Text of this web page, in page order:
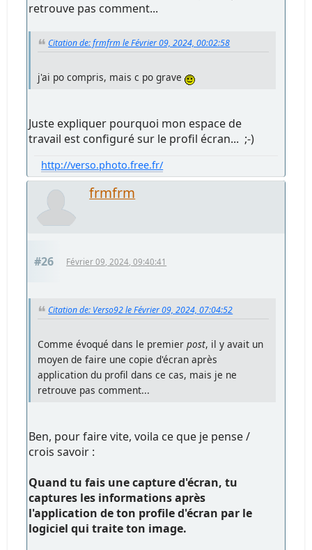
retrouve pas comment...
Citation de: frmfrm le Février 09, 2024, 00:02:58
j'ai po compris, mais c po grave
Juste expliquer pourquoi mon espace de
travail est configuré sur le profil écran... ;-)
http://verso.photo.free.fr/
frmfrm
#26 Février 09, 2024, 09:40:41
Citation de: Verso92 le Février 09, 2024, 07:04:52
Comme évoqué dans le premierpost, il y avait un
moyen de faire une copie d'écran après
application du profil dans ce cas, mais je ne
retrouve pas comment...
Ben, pour faire vite, voila ce que je pense /
crois savoir :
Quand tu fais une capture d'écran, tu
captures les informations après
l'application de ton profile d'écran par le
logiciel qui traite ton image.